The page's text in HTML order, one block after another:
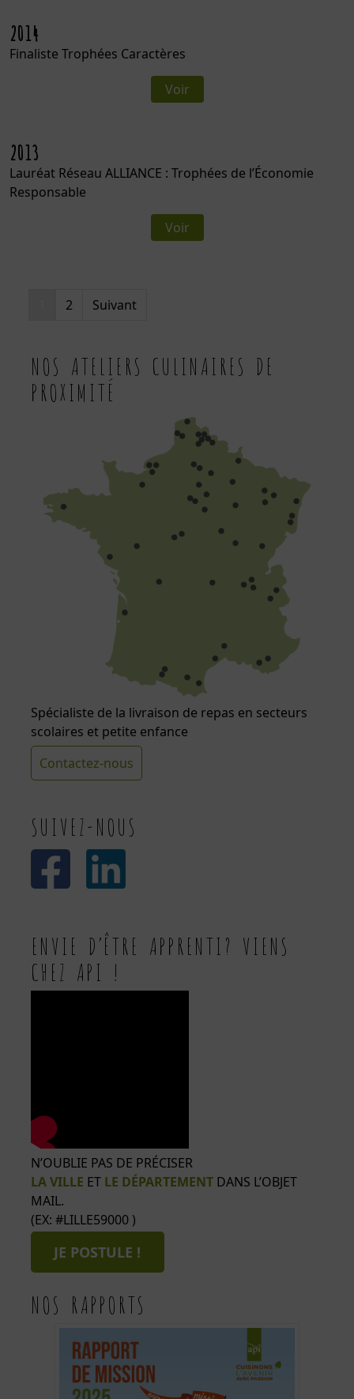
2014
Finaliste Trophées Caractères
Voir
2013
Lauréat Réseau ALLIANCE : Trophées de l’Économie
Responsable
Voir
PAGINATION
DES
PUBLICATIONS
2 Suivant
NOS ATELIERS CULINAIRES DE
PROXIMITÉ
Spécialiste de la livraison de repas en secteurs
scolaires et petite enfance
Contactez-nous
SUIVEZ-NOUS
ENVIE D’ÊTRE APPRENTI? VIENS
CHEZ API !
N’OUBLIE PAS DE PRÉCISER
LA VILLE ET LE DÉPARTEMENT DANS L’OBJET
MAIL.
(EX: #LILLE59000 )
JE POSTULE !
NOS RAPPORTS